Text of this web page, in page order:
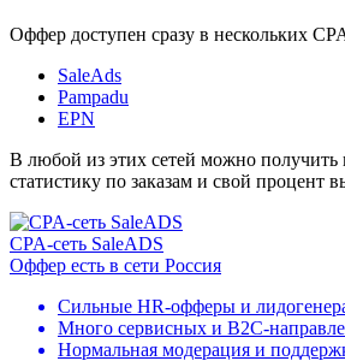
Оффер доступен сразу в нескольких
SaleAds
Pampadu
EPN
В любой из этих сетей можно получить
статистику по заказам и свой процент
CPA-сеть SaleADS
Оффер есть в сети Россия
Сильные HR-офферы и
Много сервисных и B2C-
Нормальная модерация и